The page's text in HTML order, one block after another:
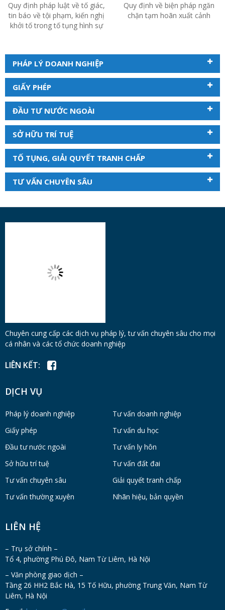
Quy định pháp luật về tố giác,
tin báo về tội phạm, kiến nghị
khởi tố trong tố tụng hình sự
Quy định về biện pháp ngăn
chặn tạm hoãn xuất cảnh
PHÁP LÝ DOANH NGHIỆP
GIẤY PHÉP
ĐẦU TƯ NƯỚC NGOÀI
SỞ HỮU TRÍ TUỆ
TỐ TỤNG, GIẢI QUYẾT TRANH CHẤP
TƯ VẤN CHUYÊN SÂU
Chuyên cung cấp các dịch vụ pháp lý, tư vấn chuyên sâu cho mọi
cá nhân và các tổ chức doanh nghiệp
LIÊN KẾT:
DỊCH VỤ
Pháp lý doanh nghiệp
Giấy phép
Đầu tư nước ngoài
Sở hữu trí tuệ
Tư vấn chuyên sâu
Tư vấn thường xuyên
Tư vấn doanh nghiệp
Tư vấn du học
Tư vấn ly hôn
Tư vấn đất đai
Giải quyết tranh chấp
Nhãn hiệu, bản quyền
LIÊN HỆ
– Trụ sở chính –
Tổ 4, phường Phú Đô, Nam Từ Liêm, Hà Nội
– Văn phòng giao dịch –
Tầng 26 HH2 Bắc Hà, 15 Tố Hữu, phường Trung Văn, Nam Từ
Liêm, Hà Nội